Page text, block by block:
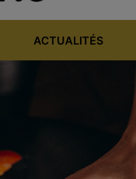
ACTUALITÉS